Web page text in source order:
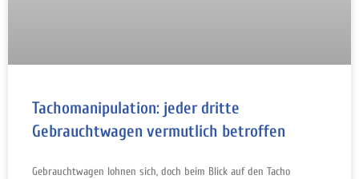
Tachomanipulation: jeder dritte
Gebrauchtwagen vermutlich betroffen
Gebrauchtwagen lohnen sich, doch beim Blick auf den Tacho